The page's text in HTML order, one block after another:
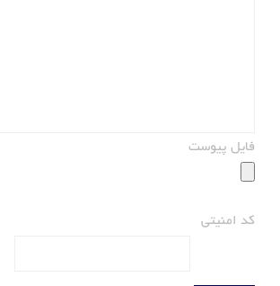
فایل پیوست
کد امنیتی